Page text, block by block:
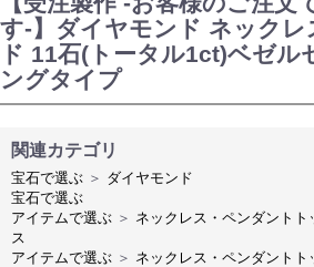
す-】ダイヤモンド ネック
ド 11石(トータル1ct)ベゼル
ングタイプ
関連カテゴリ
宝石で選ぶ ＞ ダイヤモンド
宝石で選ぶ
アイテムで選ぶ ＞ ネックレス・ペンダントト
ス
アイテムで選ぶ ＞ ネックレス・ペンダントト